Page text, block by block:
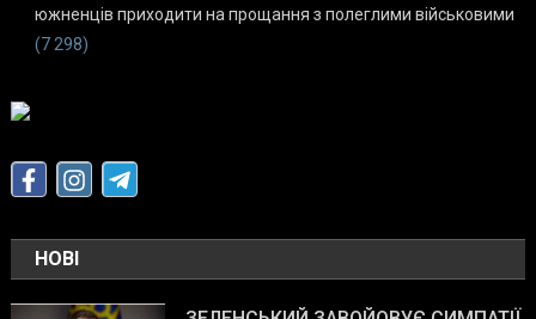
южненців приходити на прощання з полеглими військовими
(7 298)
НОВІ